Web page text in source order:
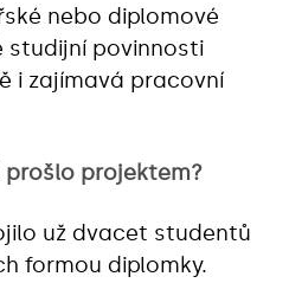
nebo diplomové
studijní povinnosti
i zajímavá pracovní
prošlo projektem?
už dvacet studentů
formou diplomky.